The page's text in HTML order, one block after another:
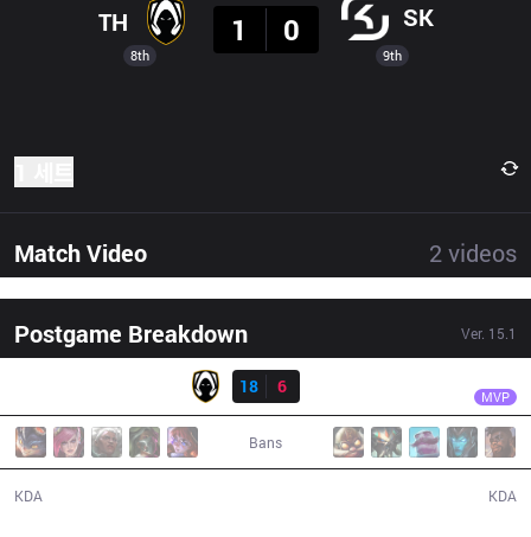
8th
TH
1
0 SK
9th
Match Video 2 videos
Postgame Breakdown Ver. 15.1
18
6 MVP
Bans
KDA KDA